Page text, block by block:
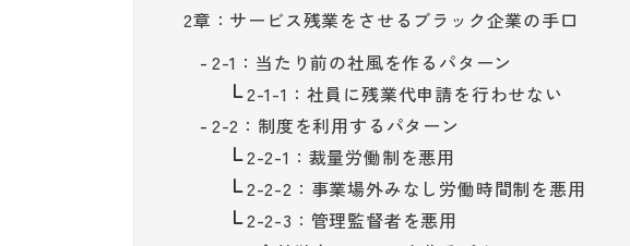
2章：サービス残業をさせるブラック企業の手口
2-1：当たり前の社風を作るパターン
2-1-1：社員に残業代申請を行わせない
2-2：制度を利用するパターン
2-2-1：裁量労働制を悪用
2-2-2：事業場外みなし労働時間制を悪用
2-2-3：管理監督者を悪用